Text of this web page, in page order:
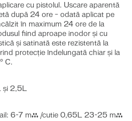
cu pistolul. Uscare aparentă
după 24 ore – odată aplicat pe
în maximum 24 ore de la
fiind aproape inodor şi cu
şi satinată este rezistentă la
protecţie îndelungată chiar şi la
C.
şi 2,5L
6-7 m² /cutie 0,65L 23-25 ​​m²